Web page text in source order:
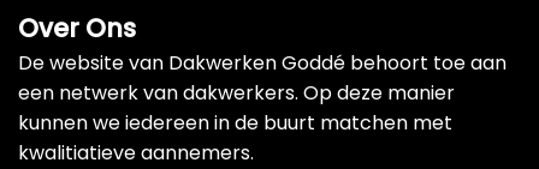
Over Ons
De website van Dakwerken Goddé behoort toe aan
een netwerk van dakwerkers. Op deze manier
kunnen we iedereen in de buurt matchen met
kwalitiatieve aannemers.